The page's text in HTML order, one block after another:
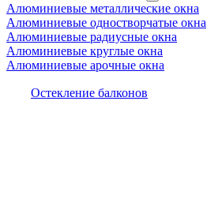
Алюминиевые металлические окна
Алюминиевые одностворчатые окна
Алюминиевые радиусные окна
Алюминиевые круглые окна
Алюминиевые арочные окна
Остекление балконов